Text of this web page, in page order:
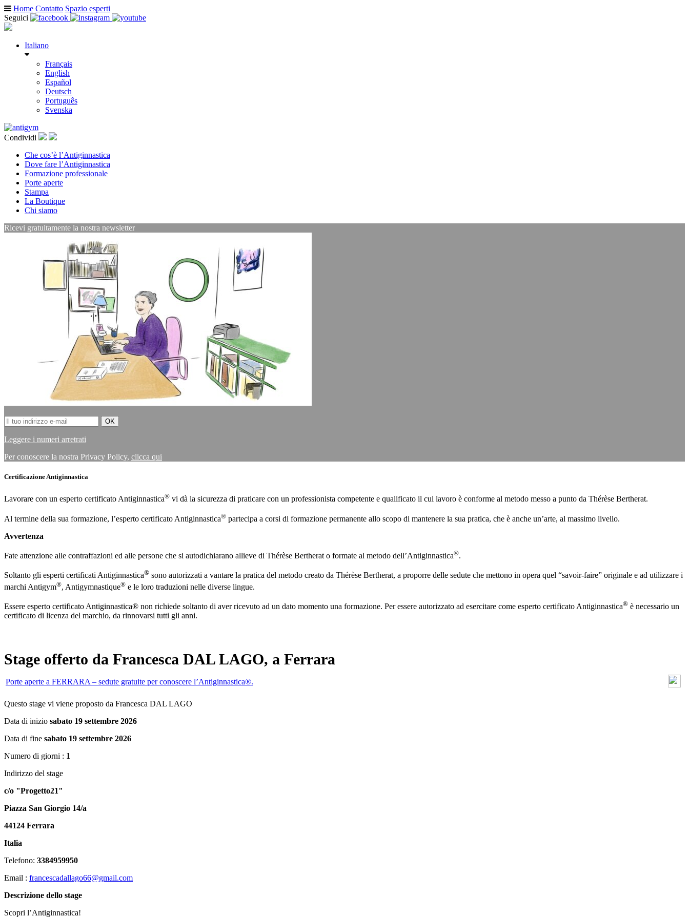
Home Contatto Spazio esperti
Seguici
Italiano
Français
English
Español
Deutsch
Português
Svenska
Condividi
Che cos’è l’Antiginnastica
Dove fare l’Antiginnastica
Formazione professionale
Porte aperte
Stampa
La Boutique
Chi siamo
Ricevi gratuitamente la nostra newsletter
Leggere i numeri arretrati
Per conoscere la nostra Privacy Policy, clicca qui
Certificazione Antiginnastica
Lavorare con un esperto certificato Antiginnastica® vi dà la sicurezza di praticare con un professionista competente e qualificato il cui lavoro è conforme al metodo messo a punto da Thérèse Bertherat.
Al termine della sua formazione, l’esperto certificato Antiginnastica® partecipa a corsi di formazione permanente allo scopo di mantenere la sua pratica, che è anche un’arte, al massimo livello.
Avvertenza
Fate attenzione alle contraffazioni ed alle persone che si autodichiarano allieve di Thérèse Bertherat o formate al metodo dell’Antiginnastica®.
Soltanto gli esperti certificati Antiginnastica® sono autorizzati a vantare la pratica del metodo creato da Thérèse Bertherat, a proporre delle sedute che mettono in opera quel “savoir-faire” originale e ad utilizzare i
marchi Antigym®, Antigymnastique® e le loro traduzioni nelle diverse lingue.
Essere esperto certificato Antiginnastica® non richiede soltanto di aver ricevuto ad un dato momento una formazione. Per essere autorizzato ad esercitare come esperto certificato Antiginnastica® è necessario un
certificato di licenza del marchio, da rinnovarsi tutti gli anni.
Stage offerto da Francesca DAL LAGO, a Ferrara
Porte aperte a FERRARA – sedute gratuite per conoscere l’Antiginnastica®.
Questo stage vi viene proposto da Francesca DAL LAGO
Data di inizio sabato 19 settembre 2026
Data di fine sabato 19 settembre 2026
Numero di giorni : 1
Indirizzo del stage
c/o "Progetto21"
Piazza San Giorgio 14/a
44124 Ferrara
Italia
Telefono: 3384959950
Email : francescadallago66@gmail.com
Descrizione dello stage
Scopri l’Antiginnastica!